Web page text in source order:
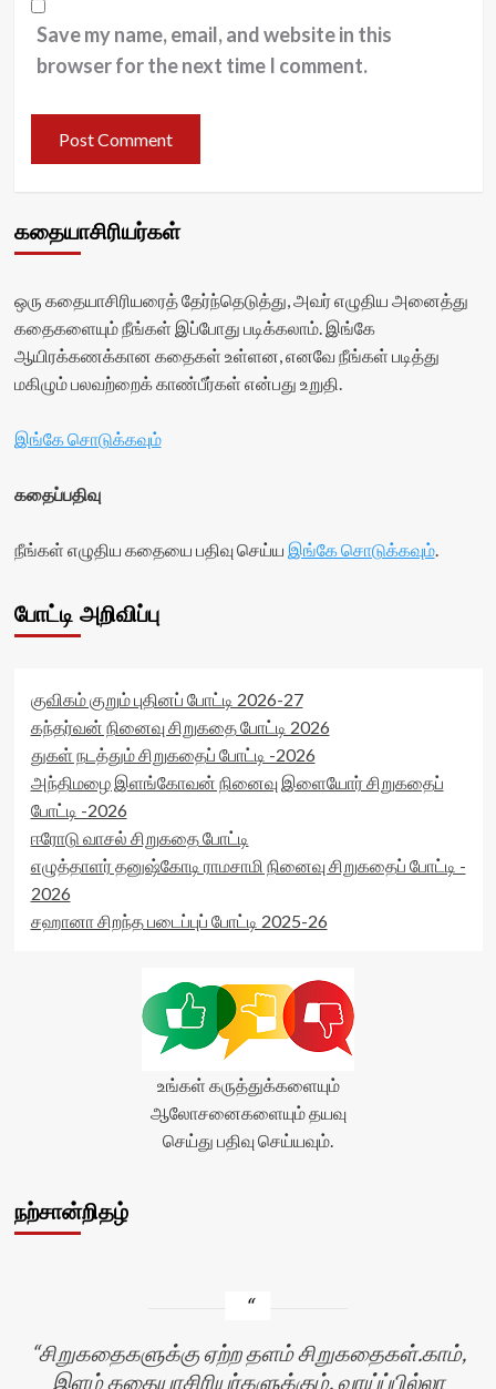
Save my name, email, and website in this
browser for the next time I comment.
கதையாசிரியர்கள்
ஒரு கதையாசிரியரைத் தேர்ந்தெடுத்து, அவர் எழுதிய அனைத்து
கதைகளையும் நீங்கள் இப்போது படிக்கலாம். இங்கே
ஆயிரக்கணக்கான கதைகள் உள்ளன, எனவே நீங்கள் படித்து
மகிழும் பலவற்றைக் காண்பீர்கள் என்பது உறுதி.
இங்கே சொடுக்கவும்
கதைப்பதிவு
நீங்கள் எழுதிய கதையை பதிவு செய்ய இங்கே சொடுக்கவும்.
போட்டி அறிவிப்பு
குவிகம் குறும் புதினப் போட்டி 2026-27
கந்தர்வன் நினைவு சிறுகதை போட்டி 2026
துகள் நடத்தும் சிறுகதைப் போட்டி -2026
அந்திமழை இளங்கோவன் நினைவு இளையோர் சிறுகதைப்
போட்டி -2026
ஈரோடு வாசல் சிறுகதை போட்டி
எழுத்தாளர் தனுஷ்கோடி ராமசாமி நினைவு சிறுகதைப் போட்டி -
2026
சஹானா சிறந்த படைப்புப் போட்டி 2025-26
உங்கள் கருத்துக்களையும்
ஆலோசனைகளையும் தயவு
செய்து பதிவு செய்யவும்.
நற்சான்றிதழ்
சிறுகதைகளுக்கு ஏற்ற தளம் சிறுகதைகள்.காம்,
இளம் கதையாசிரியர்களுக்கும், வாய்ப்பில்லா